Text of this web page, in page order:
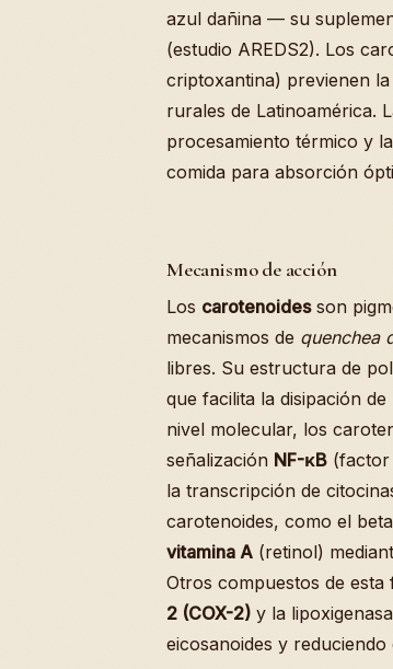
azul dañina — su
(estudio AREDS2). Los
criptoxantina) previenen
rurales de Latinoamérica.
procesamiento térmico y
comida para absorción
Mecanismo de acción
Los carotenoidesson
mecanismos de quenchea
libres. Su estructura de
que facilita la disipación
nivel molecular, los
señalización NF-κB (factor
la transcripción de
carotenoides, como el
vitamina A (retinol)
Otros compuestos de esta
2 (COX-2) y la
eicosanoides y